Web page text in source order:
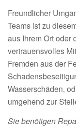
Freundlicher
Teams ist zu
aus Ihrem Ort oder
vertrauensvolles
Fremden aus der
Wasserschäden,
umgehend zur
Sie benötigen